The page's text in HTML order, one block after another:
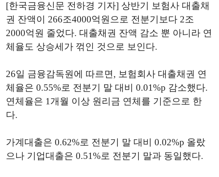
[한국금융신문 전하경 기자] 상반기 보험사 대출채
권 잔액이 266조4000억원으로 전분기보다 2조
2000억원 줄었다. 대출채권 잔액 감소 뿐 아니라 연
체율도 상승세가 꺾인 것으로 보인다.
26일 금융감독원에 따르면, 보험회사 대출채권 연
체율은 0.55%로 전분기 말 대비 0.01%p 감소했다.
연체율은 1개월 이상 원리금 연체를 기준으로 한
다.
가계대출은 0.62%로 전분기 말 대비 0.02%p 올랐
으나 기업대출은 0.51%로 전분기 말과 동일했다.